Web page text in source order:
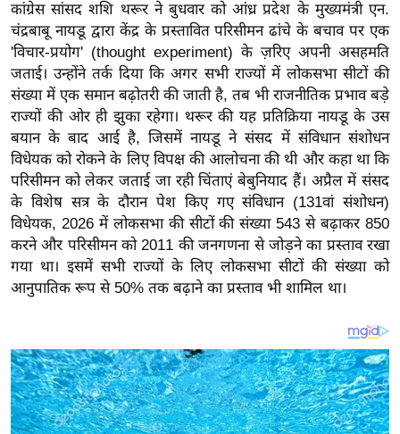
वि
शे
ष
ज्ञ
रा
य
ब
ज
ट
खे
ल
क्रि
I
P
L
कांग्रेस सांसद शशि थरूर ने बुधवार को आंध्र प्रदेश के मुख्यमंत्री एन.
चंद्रबाबू नायडू द्वारा केंद्र के प्रस्तावित परिसीमन ढांचे के बचाव पर एक
'विचार-प्रयोग' (thought experiment) के ज़रिए अपनी असहमति
जताई। उन्होंने तर्क दिया कि अगर सभी राज्यों में लोकसभा सीटों की
संख्या में एक समान बढ़ोतरी की जाती है, तब भी राजनीतिक प्रभाव बड़े
राज्यों की ओर ही झुका रहेगा। थरूर की यह प्रतिक्रिया नायडू के उस
बयान के बाद आई है, जिसमें नायडू ने संसद में संविधान संशोधन
विधेयक को रोकने के लिए विपक्ष की आलोचना की थी और कहा था कि
परिसीमन को लेकर जताई जा रही चिंताएं बेबुनियाद हैं। अप्रैल में संसद
के विशेष सत्र के दौरान पेश किए गए संविधान (131वां संशोधन)
विधेयक, 2026 में लोकसभा की सीटों की संख्या 543 से बढ़ाकर 850
करने और परिसीमन को 2011 की जनगणना से जोड़ने का प्रस्ताव रखा
गया था। इसमें सभी राज्यों के लिए लोकसभा सीटों की संख्या को
आनुपातिक रूप से 50% तक बढ़ाने का प्रस्ताव भी शामिल था।